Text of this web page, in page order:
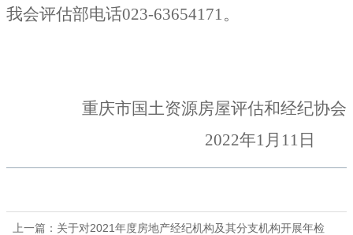
我会评估部电话023-63654171 。
重庆市国土资源房屋评估和经纪协会
2022年1 月 11 日
上一篇： 关于对2021年度房地产经纪机构及其分支机构开展年检